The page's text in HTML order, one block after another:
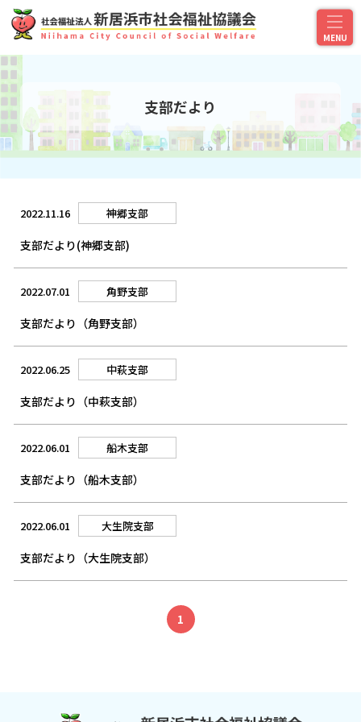
支部だより
2022.11.16 神郷支部
支部だより(神郷支部)
2022.07.01 角野支部
支部だより（角野支部）
2022.06.25 中萩支部
支部だより（中萩支部）
2022.06.01 船木支部
支部だより（船木支部）
2022.06.01 大生院支部
支部だより（大生院支部）
1